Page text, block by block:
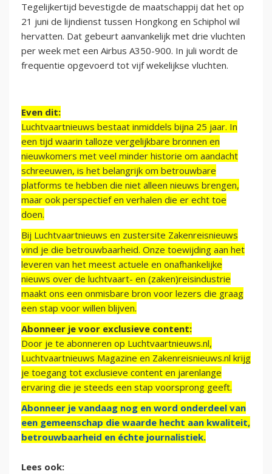
Tegelijkertijd bevestigde de maatschappij dat het op
21 juni de lijndienst tussen Hongkong en Schiphol wil
hervatten. Dat gebeurt aanvankelijk met drie vluchten
per week met een Airbus A350-900. In juli wordt de
frequentie opgevoerd tot vijf wekelijkse vluchten.
Even dit:
Luchtvaartnieuws bestaat inmiddels bijna 25 jaar. In
een tijd waarin talloze vergelijkbare bronnen en
nieuwkomers met veel minder historie om aandacht
schreeuwen, is het belangrijk om betrouwbare
platforms te hebben die niet alleen nieuws brengen,
maar ook perspectief en verhalen die er echt toe
doen.
Bij Luchtvaartnieuws en zustersite Zakenreisnieuws
vind je die betrouwbaarheid. Onze toewijding aan het
leveren van het meest actuele en onafhankelijke
nieuws over de luchtvaart- en (zaken)reisindustrie
maakt ons een onmisbare bron voor lezers die graag
een stap voor willen blijven.
Abonneer je voor exclusieve content:
Door je te abonneren op Luchtvaartnieuws.nl,
Luchtvaartnieuws Magazine en Zakenreisnieuws.nl krijg
je toegang tot exclusieve content en jarenlange
ervaring die je steeds een stap voorsprong geeft.
Abonneer je vandaag nog en word onderdeel van
een gemeenschap die waarde hecht aan kwaliteit,
betrouwbaarheid en échte journalistiek.
Lees ook: